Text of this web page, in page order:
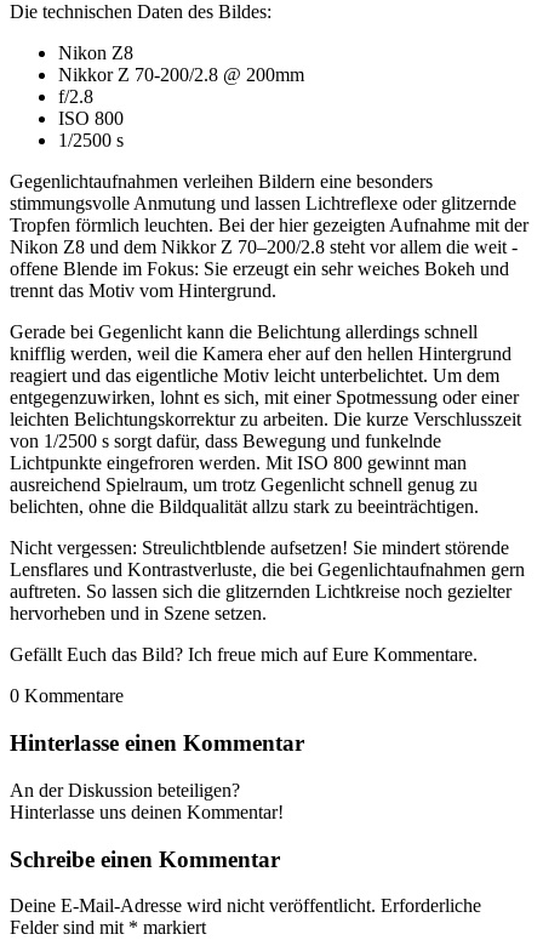
Die technischen Daten des Bildes:
Nikon Z8
Nikkor Z 70-200/2.8 @ 200mm
f/2.8
ISO 800
1/2500 s
Gegenlichtaufnahmen verleihen Bildern eine besonders
stimmungsvolle Anmutung und lassen Lichtreflexe oder glitzernde
Tropfen förmlich leuchten. Bei der hier gezeigten Aufnahme mit der
Nikon Z8 und dem Nikkor Z 70–200/2.8 steht vor allem die weit ­
offen­e Blende im Fokus: Sie erzeugt ein sehr weiches Bokeh und
trennt das Motiv vom Hintergrund.
Gerade bei Gegenlicht kann die Belichtung allerdings schnell
knifflig werden, weil die Kamera eher auf den hellen Hintergrund
reagiert und das eigentliche Motiv leicht unterbelichtet. Um dem
entgegenzuwirken, lohnt es sich, mit einer Spotmessung oder einer
leichten Belichtungskorrektur zu arbeiten. Die kurze Verschlusszeit
von 1/2500 s sorgt dafür, dass Bewegung und funkelnde
Lichtpunkte eingefroren werden. Mit ISO 800 gewinnt man
ausreichend Spielraum, um trotz Gegenlicht schnell genug zu
belichten, ohne die Bildqualität allzu stark zu beeinträchtigen.
Nicht vergessen: Streulichtblende aufsetzen! Sie mindert störende
Lensflares und Kontrastverluste, die bei Gegenlichtaufnahmen gern
auftreten. So lassen sich die glitzernden Lichtkreise noch gezielter
hervorheben und in Szene setzen.
Gefällt Euch das Bild? Ich freue mich auf Eure Kommentare.
0 Kommentare
Hinterlasse einen Kommentar
An der Diskussion beteiligen?
Hinterlasse uns deinen Kommentar!
Schreibe einen Kommentar
Deine E-Mail-Adresse wird nicht veröffentlicht. Erforderliche
Felder sind mit * markiert